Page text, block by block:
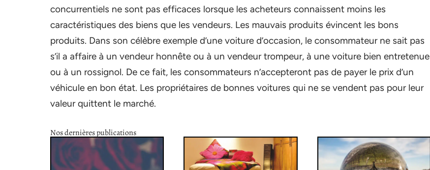
concurrentiels ne sont pas efficaces lorsque les acheteurs connaissent moins les
caractéristiques des biens que les vendeurs. Les mauvais produits évincent les bons
produits. Dans son célèbre exemple d’une voiture d’occasion, le consommateur ne sait pas
s’il a affaire à un vendeur honnête ou à un vendeur trompeur, à une voiture bien entretenue
ou à un rossignol. De ce fait, les consommateurs n’accepteront pas de payer le prix d’un
véhicule en bon état. Les propriétaires de bonnes voitures qui ne se vendent pas pour leur
valeur quittent le marché.
Nos dernières publications